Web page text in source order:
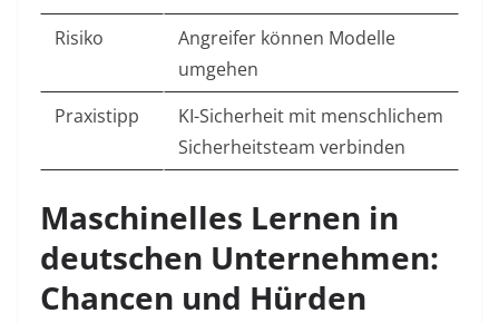
Risiko
Angreifer können Modelle
umgehen
Praxistipp
KI-Sicherheit mit menschlichem
Sicherheitsteam verbinden
Maschinelles Lernen in
deutschen Unternehmen:
Chancen und Hürden